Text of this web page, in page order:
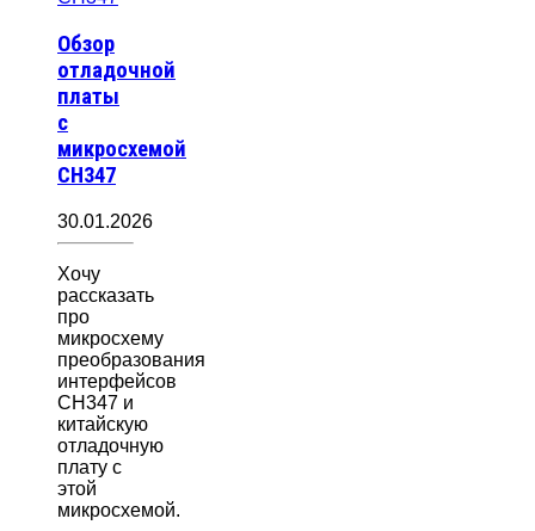
Обзор
отладочной
платы
с
микросхемой
CH347
30.01.2026
Хочу
рассказать
про
микросхему
преобразования
интерфейсов
CH347 и
китайскую
отладочную
плату с
этой
микросхемой.